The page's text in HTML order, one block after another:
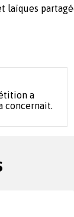
laïques
a
concernait.